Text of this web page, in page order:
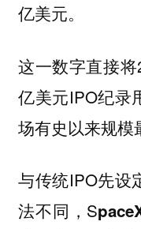
亿美元。
这一数字直接
亿美元IPO纪录
场有史以来规模
与传统IPO先设
法不同，S